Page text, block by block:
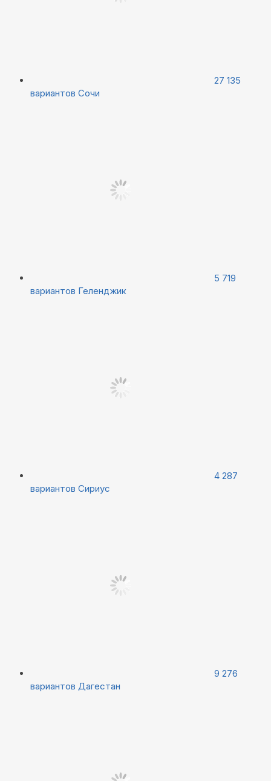
27 135
вариантов Сочи
5 719
вариантов Геленджик
4 287
вариантов Сириус
9 276
вариантов Дагестан